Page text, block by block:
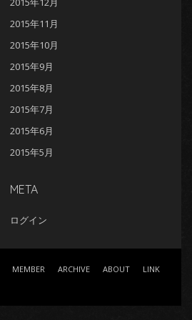
2015年11月
2015年10月
2015年9月
2015年8月
2015年7月
2015年6月
2015年5月
META
ログイン
MEMBER ARCHIVE ABOUT LINK